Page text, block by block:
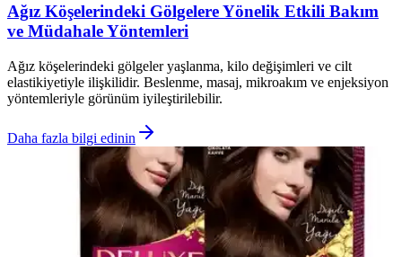
Ağız Köşelerindeki Gölgelere Yönelik Etkili Bakım
ve Müdahale Yöntemleri
Ağız köşelerindeki gölgeler yaşlanma, kilo değişimleri ve cilt
elastikiyetiyle ilişkilidir. Beslenme, masaj, mikroakım ve enjeksiyon
yöntemleriyle görünüm iyileştirilebilir.
Daha fazla bilgi edinin